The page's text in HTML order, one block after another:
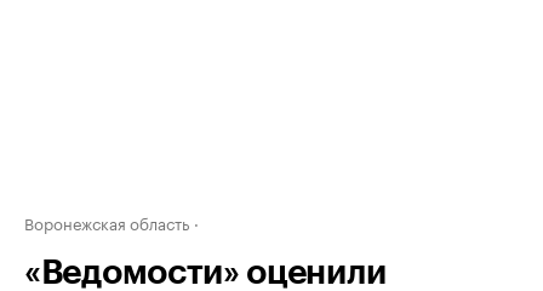
Воронежская область
«Ведомости» оценили